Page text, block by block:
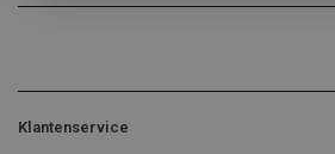
Klantenservice